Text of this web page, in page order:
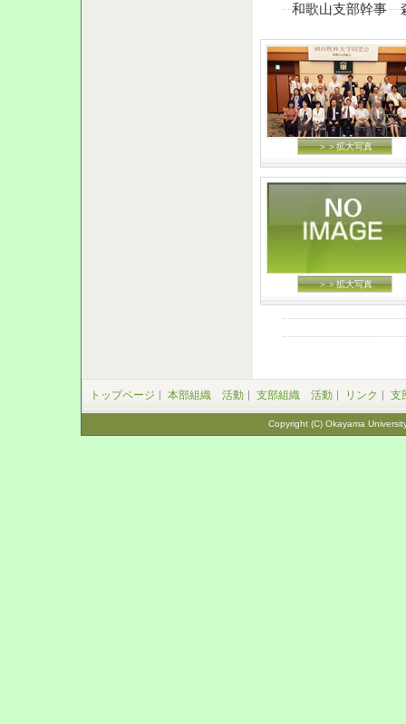
和歌山支部幹事
＞＞拡大写真
＞＞拡大写真
トップページ 本部組織 活動 支部組織 活動 リンク 支
Copyright (C) Okayama